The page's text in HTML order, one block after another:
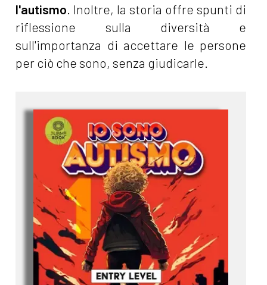
l'autismo. Inoltre, la storia offre spunti di
riflessione sulla diversità e
sull'importanza di accettare le persone
per ciò che sono, senza giudicarle.